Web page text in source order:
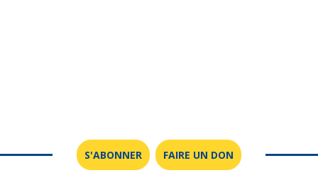
S'ABONNER FAIRE UN DON